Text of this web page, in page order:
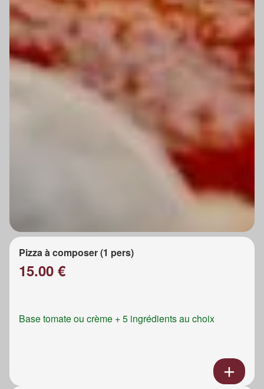
Pizza à composer (1 pers)
15.00 €
Base tomate ou crème + 5 ingrédients au choix